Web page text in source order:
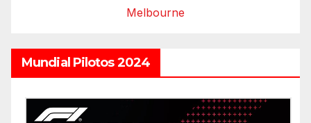
Melbourne
Mundial Pilotos 2024